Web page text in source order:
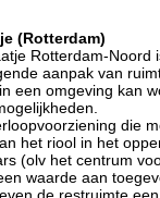
(Rotterdam)
Rotterdam-Noord
aanpak van
een omgeving kan
die
het riool in het
(olv het centrum
waarde aan